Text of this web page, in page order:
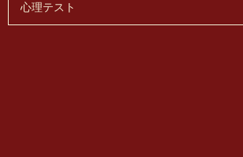
心理テスト